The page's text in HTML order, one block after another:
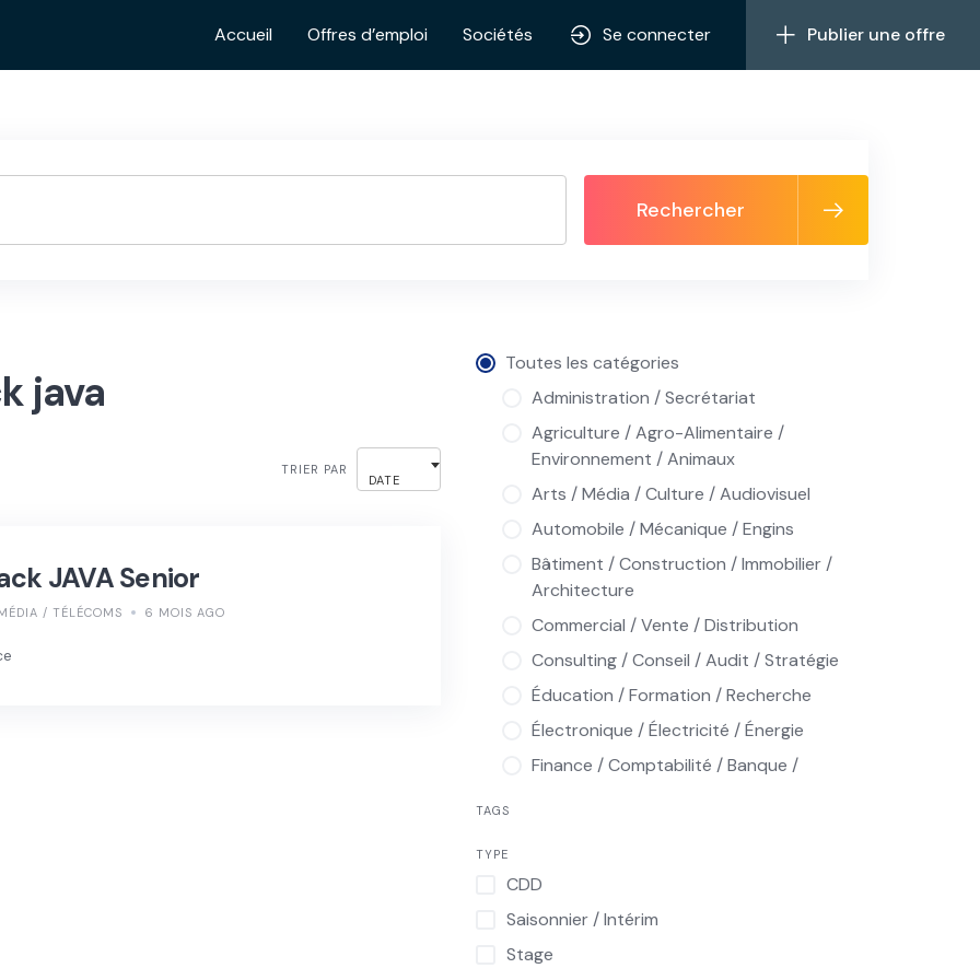
Accueil Offres d’emploi Sociétés Se connecter Publier une offre
Rechercher
java
TRIER PAR
DATE
JAVA Senior
/ TÉLÉCOMS 6 MOIS AGO
Toutes les catégories
Administration / Secrétariat
Agriculture / Agro-Alimentaire /
Environnement / Animaux
Arts / Média / Culture / Audiovisuel
Automobile / Mécanique / Engins
Bâtiment / Construction / Immobilier /
Architecture
Commercial / Vente / Distribution
Consulting / Conseil / Audit / Stratégie
Éducation / Formation / Recherche
Électronique / Électricité / Énergie
Finance / Comptabilité / Banque /
Informatique / Multimédia / Télécoms
Ingénierie / Industrie / Production /
Qualité / Maintenance
TAGS
TYPE
CDD
Saisonnier / Intérim
Stage